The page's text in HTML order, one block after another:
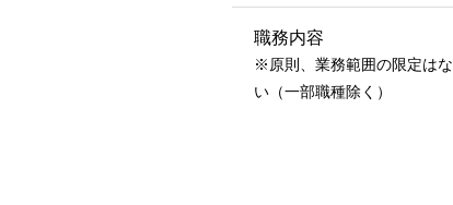
職務内容
※原則、業務範囲の限定はな
い（一部職種除く）